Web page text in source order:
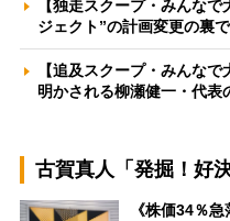
【独走スクープ・みんな
ジェクト”の計画変更の裏
【追及スクープ・みんな
明かされる柳瀬健一・代
古賀真人「発掘！好
《株価34％